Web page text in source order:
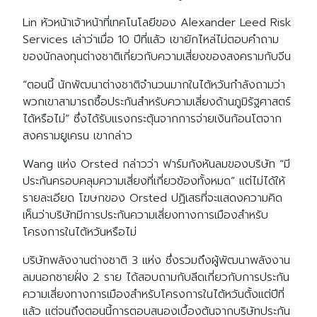
Lin หัวหน้าเจ้าหน้าที่เทคโนโลยีของ Alexander Leed Risk
Services เล่าว่าเมื่อ 10 ปีที่แล้ว เขายักไหล่ไม่ตอบคำถาม
ของนักลงทุนต่างชาติเกี่ยวกับความเสี่ยงของสงครามกับจีน
“ตอนนี้ นักพัฒนาต่างชาติจำนวนมากในไต้หวันกำลังถามว่า
พวกเขาสามารถซื้อประกันสำหรับความเสี่ยงด้านภูมิรัฐศาสตร์
ได้หรือไม่” ซึ่งได้รับแรงกระตุ้นจากการจ่ายเงินก้อนโตจาก
สงครามยูเครน เขากล่าว
Wang แห่ง Orsted กล่าวว่า ฟาร์มกังหันลมของบริษัท “มี
ประกันครอบคลุมความเสี่ยงที่เกี่ยวข้องทั้งหมด” แต่ไม่ได้ให้
รายละเอียด โฆษกของ Orsted ปฏิเสธที่จะแสดงความคิด
เห็นว่าบริษัทมีการประกันความเสี่ยงทางการเมืองสำหรับ
โครงการในไต้หวันหรือไม่
บริษัทพลังงานต่างชาติ 3 แห่ง ซึ่งรวมถึงผู้พัฒนาพลังงาน
ลมนอกชายฝั่ง 2 ราย ได้สอบถามกับลีดเกี่ยวกับการประกัน
ความเสี่ยงทางการเมืองสำหรับโครงการในไต้หวันตั้งแต่ปีที่
แล้ว แต่จนถึงตอนนี้การตอบสนองเบื้องต้นจากบริษัทประกัน